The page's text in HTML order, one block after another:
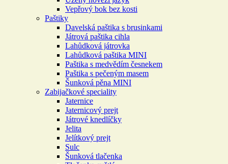
Vepřový bok bez kosti
Paštiky
Davelská paštika s brusinkami
Játrová paštika cihla
Lahůdková játrovka
Lahůdková paštika MINI
Paštika s medvědím česnekem
Paštika s pečeným masem
Šunková pěna MINI
Zabijačkové speciality
Jaternice
Jaternicový prejt
Játrové knedlíčky
Jelita
Jelítkový prejt
Sulc
Šunková tlačenka